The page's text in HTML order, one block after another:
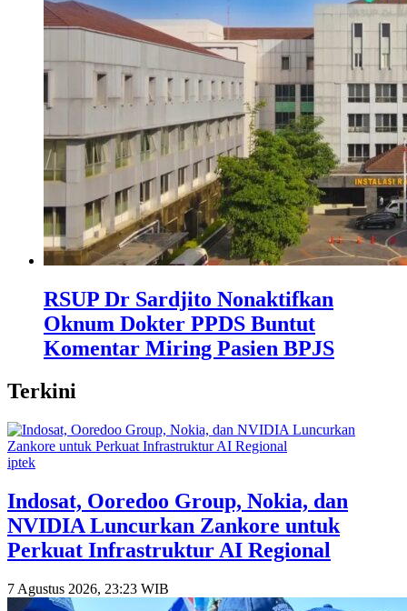
RSUP Dr Sardjito Nonaktifkan
Oknum Dokter PPDS Buntut
Komentar Miring Pasien BPJS
Terkini
iptek
Indosat, Ooredoo Group, Nokia, dan
NVIDIA Luncurkan Zankore untuk
Perkuat Infrastruktur AI Regional
7 Agustus 2026, 23:23 WIB